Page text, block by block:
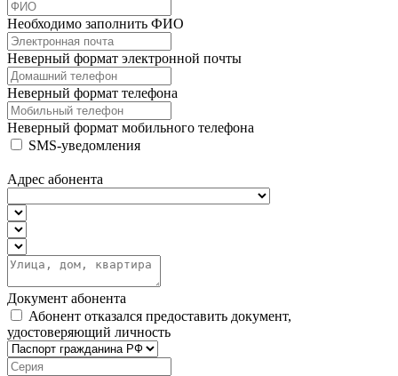
Необходимо заполнить ФИО
Неверный формат электронной почты
Неверный формат телефона
Неверный формат мобильного телефона
SMS-уведомления
Адрес абонента
Документ абонента
Абонент отказался предоставить документ,
удостоверяющий личность